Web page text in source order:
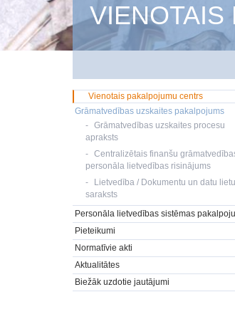
VIENOTAIS
Vienotais pakalpojumu centrs
Grāmatvedības uzskaites pakalpojums
Grāmatvedības uzskaites procesu
apraksts
Centralizētais finanšu
personāla lietvedības risinājums
Lietvedība / Dokumentu un datu lietu
saraksts
Personāla lietvedības sistēmas
Pieteikumi
Normatīvie akti
Aktualitātes
Biežāk uzdotie jautājumi